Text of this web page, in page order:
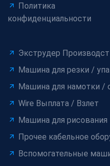
Политика
конфиденциальности
Экструдер
Машина для резки /
Машина для намотки /
Wire Выплата / Взлет
Машина для рисования
Прочее кабельное
Вспомогательные